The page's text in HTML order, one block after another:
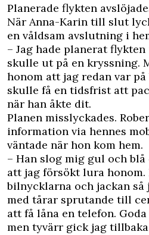
Planerade flykten
När Anna-Karin till slut
en våldsam avslutning i
– Jag hade planerat
skulle ut på en kryssning.
honom att jag redan var
skulle få en tidsfrist att
när han åkte dit.
Planen misslyckades.
information via hennes
väntade när hon kom hem.
– Han slog mig gul och
att jag försökt lura
bilnycklarna och jackan så
med tårar sprutande till
att få låna en telefon.
men tyvärr gick jag